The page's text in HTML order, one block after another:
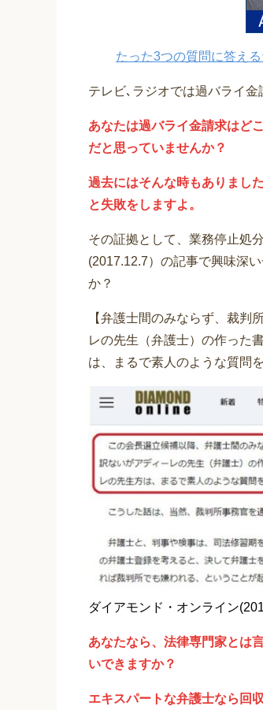
たった3つの質問に答え
テレビ､ラジオでは過バライ金
あなたは過バライ金請求はど
だと思っていませんか？
過去にはそんな時もありまし
と失敗をしますよ。
その証拠として、業務停止処
(2017.12.7）の記事で興味深
か？
【弁護士間のみならず、裁判
レの先生（弁護士）の作った
は、まるで素人のような質問
ダイアモンド・オンライン
あなたなら、法律専門家とは
いできますか？
エキスパートな弁護士なら回